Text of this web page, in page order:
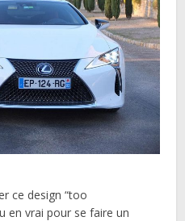
ce design “too
en vrai pour se faire un